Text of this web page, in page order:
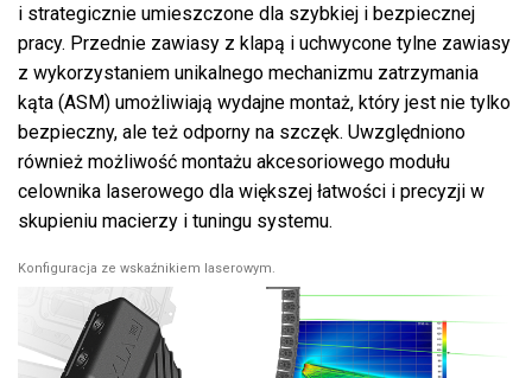
i strategicznie umieszczone dla szybkiej i bezpiecznej
pracy. Przednie zawiasy z klapą i uchwycone tylne zawiasy
z wykorzystaniem unikalnego mechanizmu zatrzymania
kąta (ASM) umożliwiają wydajne montaż, który jest nie tylko
bezpieczny, ale też odporny na szczęk. Uwzględniono
również możliwość montażu akcesoriowego modułu
celownika laserowego dla większej łatwości i precyzji w
skupieniu macierzy i tuningu systemu.
Konfiguracja ze wskaźnikiem laserowym.